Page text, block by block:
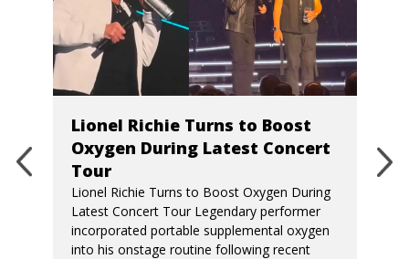
Lionel Richie Turns to Boost
Oxygen During Latest Concert
Tour
Lionel Richie Turns to Boost Oxygen During
Latest Concert Tour Legendary performer
incorporated portable supplemental oxygen
into his onstage routine following recent